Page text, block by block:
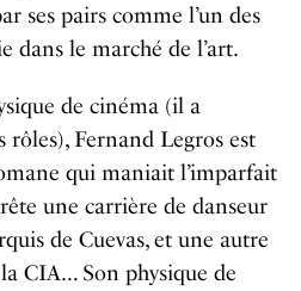
ses pairs comme l’un des
dans le marché de l’art.
de cinéma (il a
rôles), Fernand Legros est
qui maniait l’imparfait
une carrière de danseur
de Cuevas, et une autre
CIA… Son physique de